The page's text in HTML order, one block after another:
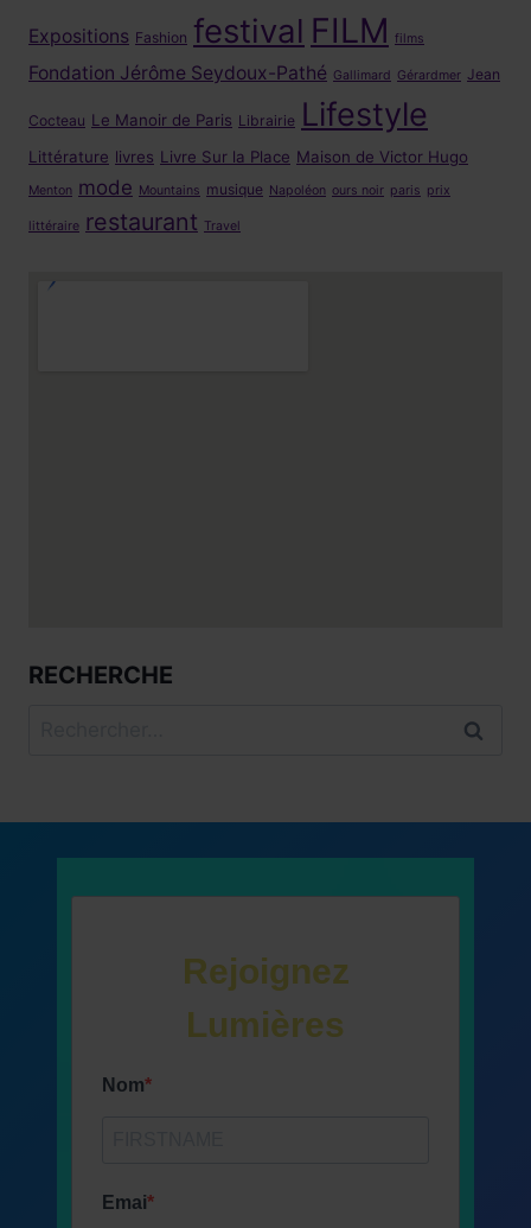
Expositions Fashion festival FILM films
Fondation Jérôme Seydoux-Pathé Gallimard Gérardmer Jean
Cocteau Le Manoir de Paris Librairie Lifestyle
Littérature livres Livre Sur la Place Maison de Victor Hugo
Menton mode Mountains musique Napoléon ours noir paris prix
littéraire restaurant Travel
RECHERCHE
Rejoignez
Lumières
Nom
Emai